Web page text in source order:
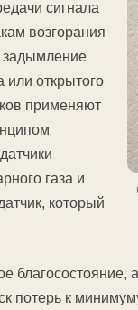
сигнала
возгорания
задымление
или открытого
применяют
газа и
который
потерь к